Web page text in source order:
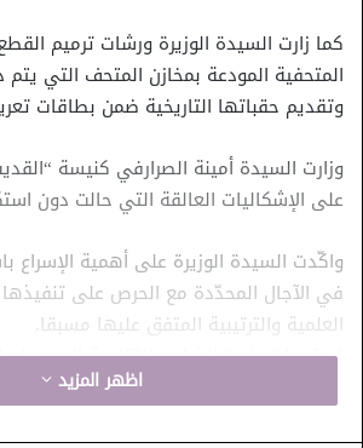
كما زارت السيدة الوزيرة ورشات ترميم
المتحفية المودعة بمخازن المتحف التي يتم
وتقديم حقباتها التاريخية ضمن بطاقات
وزارت السيدة أمينة الصرارفي كنيسة
على الإشكاليات العالقة التي حالت دون
واكّدت السيدة الوزيرة على أهمية الإسراع
في الآجال المحدّدة مع الحرص على
العلمية والترتيبية المتفق عليها مسبقا.
ثم تحولت وزيرة الشؤون الثقافية إلى معلم
المسند في إطار لزمة لمعاينة مدى تقدم
اظهر المزيد